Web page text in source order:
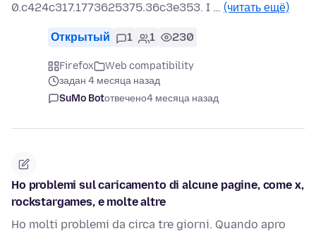
0.c424c317.1773625375.36c3e353. I … (читать ещё)
Открытый 1 1 230
Firefox
Web compatibility
задан 4 месяца назад
SuMo Botотвечено4 месяца назад
Ho problemi sul caricamento di alcune pagine, come x,
rockstargames, e molte altre
Ho molti problemi da circa tre giorni. Quando apro